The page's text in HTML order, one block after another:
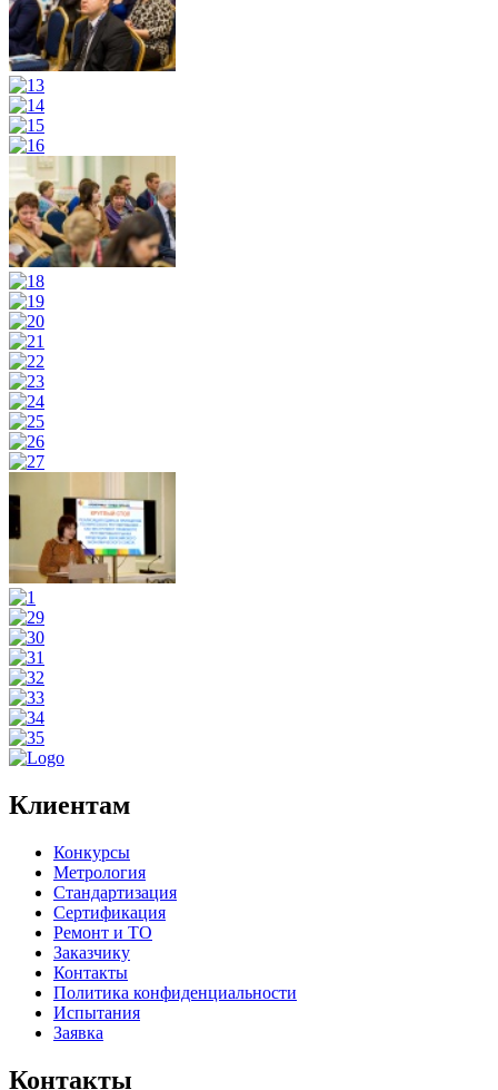
Клиентам
Конкурсы
Метрология
Стандартизация
Сертификация
Ремонт и ТО
Заказчику
Контакты
Политика конфиденциальности
Испытания
Заявка
Контакты